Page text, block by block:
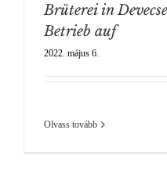
Brüterei in
Betrieb auf
2022. május 6.
Olvass tovább